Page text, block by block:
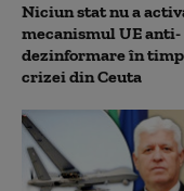
Niciun stat nu a
mecanismul UE anti-
dezinformare în
crizei din Ceuta